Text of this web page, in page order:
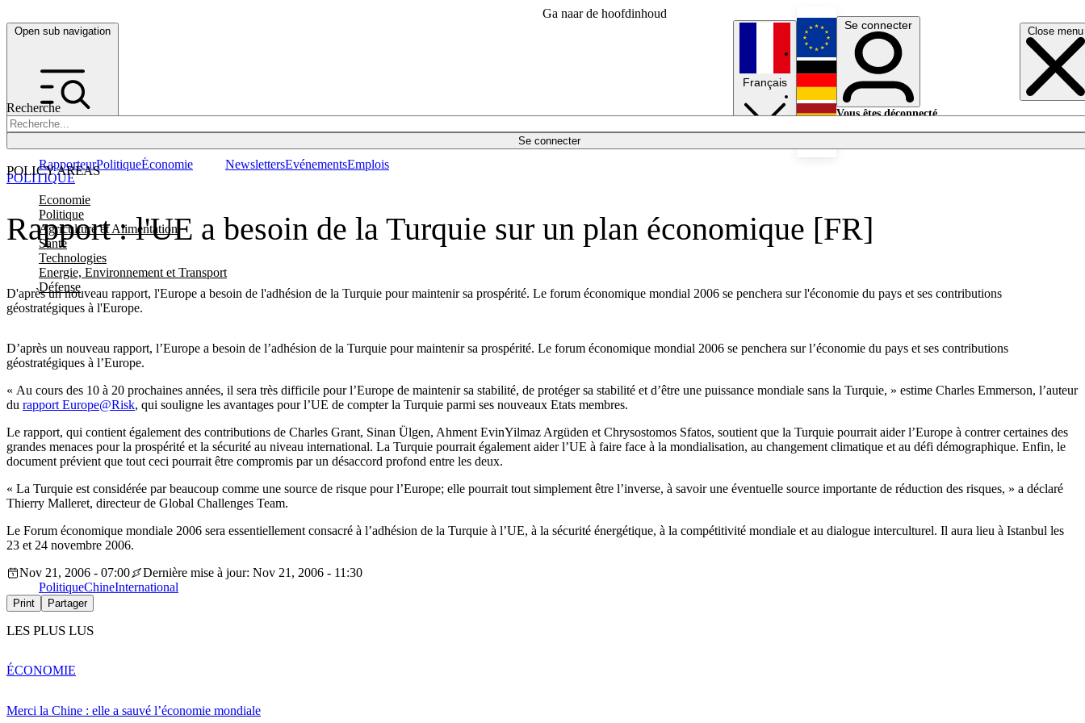
Ga naar de hoofdinhoud
Open sub navigation Close menu
Recherche
Se connecter
POLICY AREAS
Economie
Politique
Agriculture et Alimentation
Santé
Technologies
Energie, Environnement et Transport
Défense
RapporteurPolitiqueÉconomie NewslettersEvénementsEmplois
Français
English
Deutsch
Se connecter
Vous êtes déconnecté.
Rapport : l'UE a besoin de la Turquie sur un plan économique [FR]
D'après un nouveau rapport, l'Europe a besoin de l'adhésion de la Turquie pour maintenir sa prospérité. Le forum économique mondial 2006 se penchera sur l'économie du pays et ses contributions
géostratégiques à l'Europe.
POLITIQUE
D’après un nouveau rapport, l’Europe a besoin de l’adhésion de la Turquie pour maintenir sa prospérité. Le forum économique mondial 2006 se penchera sur l’économie du pays et ses contributions
géostratégiques à l’Europe.
« Au cours des 10 à 20 prochaines années, il sera très difficile pour l’Europe de maintenir sa stabilité, de protéger sa stabilité et d’être une puissance mondiale sans la Turquie, » estime Charles Emmerson, l’auteur
du rapport Europe@Risk, qui souligne les avantages pour l’UE de compter la Turquie parmi ses nouveaux Etats membres.
Le rapport, qui contient également des contributions de Charles Grant, Sinan Ülgen, Ahment EvinYilmaz Argüden et Chrysostomos Sfatos, soutient que la Turquie pourrait aider l’Europe à contrer certaines des
grandes menaces pour la prospérité et la sécurité au niveau international. La Turquie pourrait également aider l’UE à faire face à la mondialisation, au changement climatique et au défi démographique. Enfin, le
document prévient que tout ceci pourrait être compromis par un désaccord profond entre les deux.
« La Turquie est considérée par beaucoup comme une source de risque pour l’Europe; elle pourrait tout simplement être l’inverse, à savoir une éventuelle source importante de réduction des risques, » a déclaré
Thierry Malleret, directeur de Global Challenges Team.
Le Forum économique mondiale 2006 sera essentiellement consacré à l’adhésion de la Turquie à l’UE, à la sécurité énergétique, à la compétitivité mondiale et au dialogue interculturel. Il aura lieu à Istanbul les
23 et 24 novembre 2006.
Nov 21, 2006 - 07:00
Dernière mise à jour: Nov 21, 2006 - 11:30
PolitiqueChineInternational
Print Partager
LES PLUS LUS
Merci la Chine : elle a sauvé l’économie mondiale
ÉCONOMIE